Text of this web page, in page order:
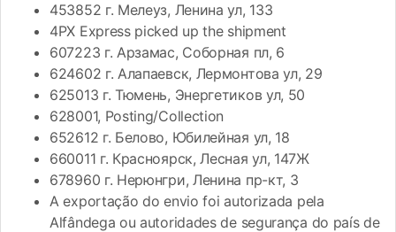
453852 г. Мелеуз, Ленина ул, 133
4PX Express picked up the shipment
607223 г. Арзамас, Соборная пл, 6
624602 г. Алапаевск, Лермонтова ул, 29
625013 г. Тюмень, Энергетиков ул, 50
628001, Posting/Collection
652612 г. Белово, Юбилейная ул, 18
660011 г. Красноярск, Лесная ул, 147Ж
678960 г. Нерюнгри, Ленина пр-кт, 3
A exportação do envio foi autorizada pela
Alfândega ou autoridades de segurança do país de